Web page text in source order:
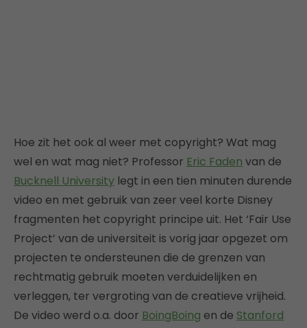
Hoe zit het ook al weer met copyright? Wat mag
wel en wat mag niet? Professor Eric Faden van de
Bucknell University legt in een tien minuten durende
video en met gebruik van zeer veel korte Disney
fragmenten het copyright principe uit. Het ‘Fair Use
Project’ van de universiteit is vorig jaar opgezet om
projecten te ondersteunen die de grenzen van
rechtmatig gebruik moeten verduidelijken en
verleggen, ter vergroting van de creatieve vrijheid.
De video werd o.a. door BoingBoing en de Stanford